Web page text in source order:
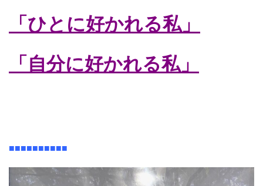
「ひとに好かれる私」
「自分に好かれる私」
■■■■■■■■■■